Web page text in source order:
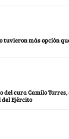
tuvieron más opción
cura Camilo Torres,
del Ejército